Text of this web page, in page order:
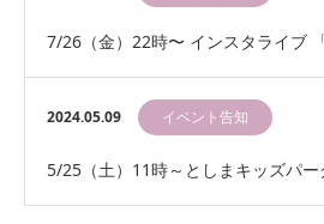
7/26（金）22時〜 インスタライブ
スト 吉田葵君、葵君のお母様
2024.05.09 イベント告知
5/25（土）11時～としまキッズパ